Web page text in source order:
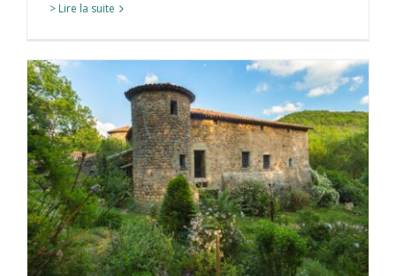
> Lire la suite